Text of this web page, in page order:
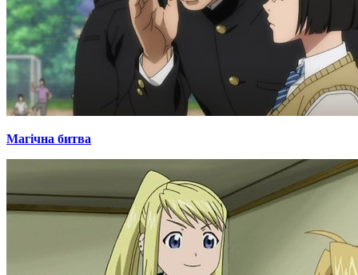
Магічна битва